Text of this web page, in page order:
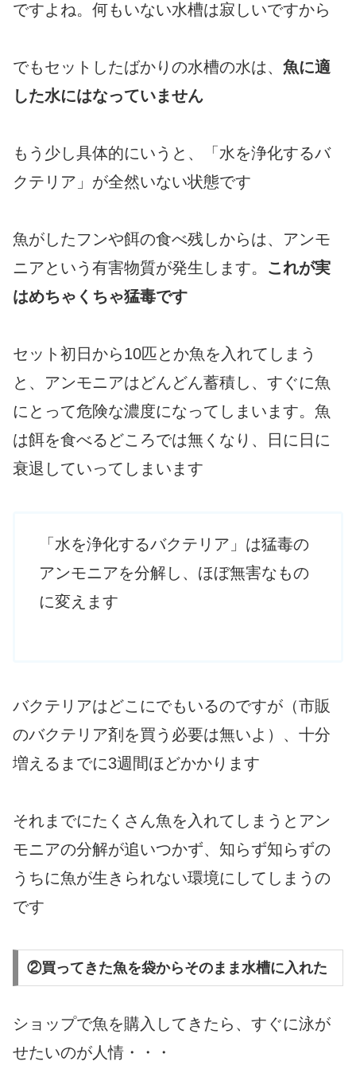
ですよね。何もいない水槽は寂しいですから
でもセットしたばかりの水槽の水は、 魚に適
した水にはなっていません
もう少し具体的にいうと、「水を浄化するバ
クテリア」が全然いない状態です
魚がしたフンや餌の食べ残しからは、アンモ
ニアという有害物質が発生します。 これが実
はめちゃくちゃ猛毒です
セット初日から10匹とか魚を入れてしまう
と、アンモニアはどんどん蓄積し、すぐに魚
にとって危険な濃度になってしまいます。魚
は餌を食べるどころでは無くなり、日に日に
衰退していってしまいます
「水を浄化するバクテリア」は猛毒の
アンモニアを分解し、ほぼ無害なもの
に変えます
バクテリアはどこにでもいるのですが（市販
のバクテリア剤を買う必要は無いよ）、十分
増えるまでに3週間ほどかかります
それまでにたくさん魚を入れてしまうとアン
モニアの分解が追いつかず、知らず知らずの
うちに魚が生きられない環境にしてしまうの
です
②買ってきた魚を袋からそのまま水槽に入れた
ショップで魚を購入してきたら、すぐに泳が
せたいのが人情・・・